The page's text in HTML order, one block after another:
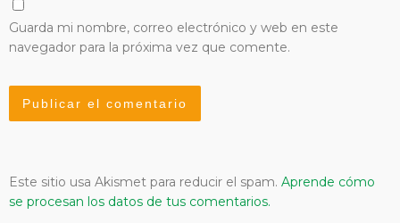
Guarda mi nombre, correo electrónico y web en este
navegador para la próxima vez que comente.
Este sitio usa Akismet para reducir el spam. Aprende cómo
se procesan los datos de tus comentarios.